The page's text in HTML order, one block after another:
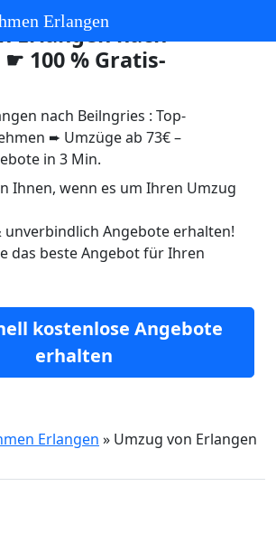
Erlangen
Erlangen nach
100 % Gratis-
nach Beilngries : Top-
➨ Umzüge ab 73€ –
in 3 Min.
Ihnen, wenn es um Ihren Umzug
unverbindlich Angebote erhalten!
das beste Angebot für Ihren
kostenlose Angebote
erhalten
Erlangen » Umzug von Erlangen